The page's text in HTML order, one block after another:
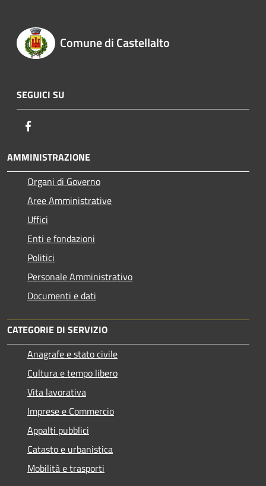
Comune di Castellalto
SEGUICI SU
AMMINISTRAZIONE
Organi di Governo
Aree Amministrative
Uffici
Enti e fondazioni
Politici
Personale Amministrativo
Documenti e dati
CATEGORIE DI SERVIZIO
Anagrafe e stato civile
Cultura e tempo libero
Vita lavorativa
Imprese e Commercio
Appalti pubblici
Catasto e urbanistica
Mobilità e trasporti